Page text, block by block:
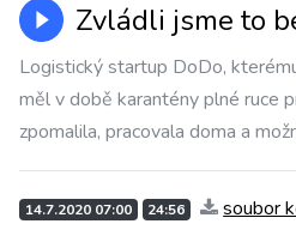
Zvládli jsme to
Logistický startup DoDo,
měl v době karantény plné ruce
zpomalila, pracovala doma a
14.7.2020 07:00 24:56 soubor